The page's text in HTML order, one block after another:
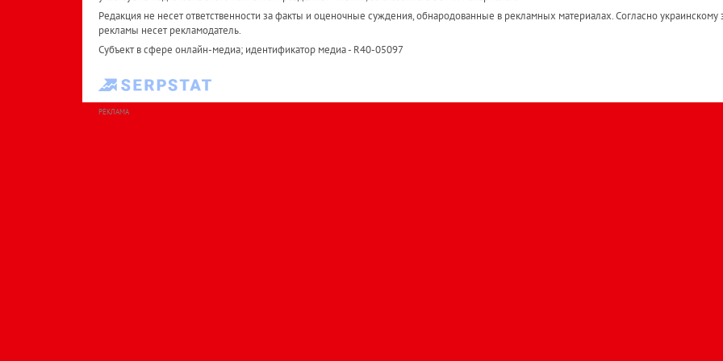
Редакция не несет ответственности за факты и оценочные суждения, обнародованные в рекламных материалах. Согласно украинскому
рекламы несет рекламодатель.
Субъект в сфере онлайн-медиа; идентификатор медиа - R40-05097
РЕКЛАМА